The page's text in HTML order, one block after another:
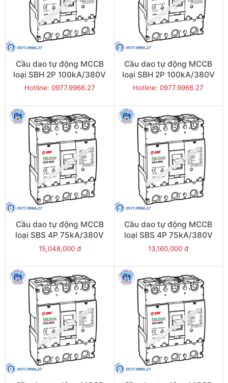
Cầu dao tự động MCCB
loại SBH 2P 100kA/380V
630A - Model
Hotline: 0977.9966.27
Cầu dao tự động MCCB
loại SBH 2P 100kA/380V
500A - Model
Hotline: 0977.9966.27
Cầu dao tự động MCCB
loại SBS 4P 75kA/380V
800A - Model
15,048,000 đ
Cầu dao tự động MCCB
loại SBS 4P 75kA/380V
700A - Model
13,160,000 đ